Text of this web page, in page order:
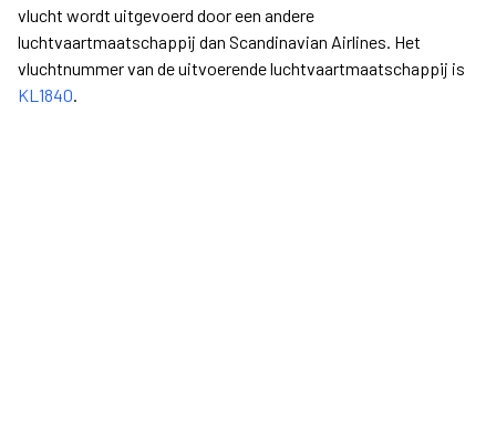
vlucht wordt uitgevoerd door een andere
luchtvaartmaatschappij dan Scandinavian Airlines. Het
vluchtnummer van de uitvoerende luchtvaartmaatschappij is
KL1840.